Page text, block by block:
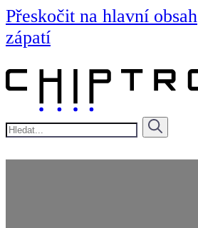
Přeskočit na hlavní obsah
zápatí
Hledat